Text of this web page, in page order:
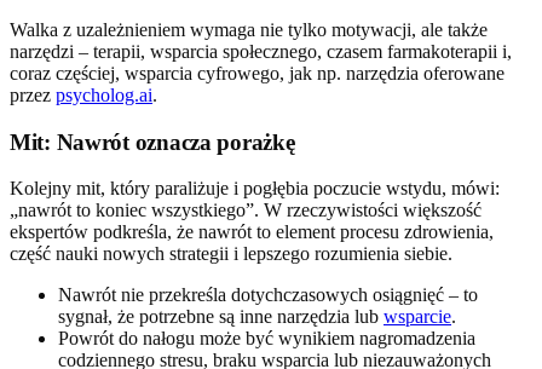
Walka z uzależnieniem wymaga nie tylko motywacji, ale także
narzędzi – terapii, wsparcia społecznego, czasem farmakoterapii i,
coraz częściej, wsparcia cyfrowego, jak np. narzędzia oferowane
przez psycholog.ai.
Mit: Nawrót oznacza porażkę
Kolejny mit, który paraliżuje i pogłębia poczucie wstydu, mówi:
„nawrót to koniec wszystkiego”. W rzeczywistości większość
ekspertów podkreśla, że nawrót to element procesu zdrowienia,
część nauki nowych strategii i lepszego rozumienia siebie.
Nawrót nie przekreśla dotychczasowych osiągnięć – to
sygnał, że potrzebne są inne narzędzia lub wsparcie.
Powrót do nałogu może być wynikiem nagromadzenia
codziennego stresu, braku wsparcia lub niezauważonych